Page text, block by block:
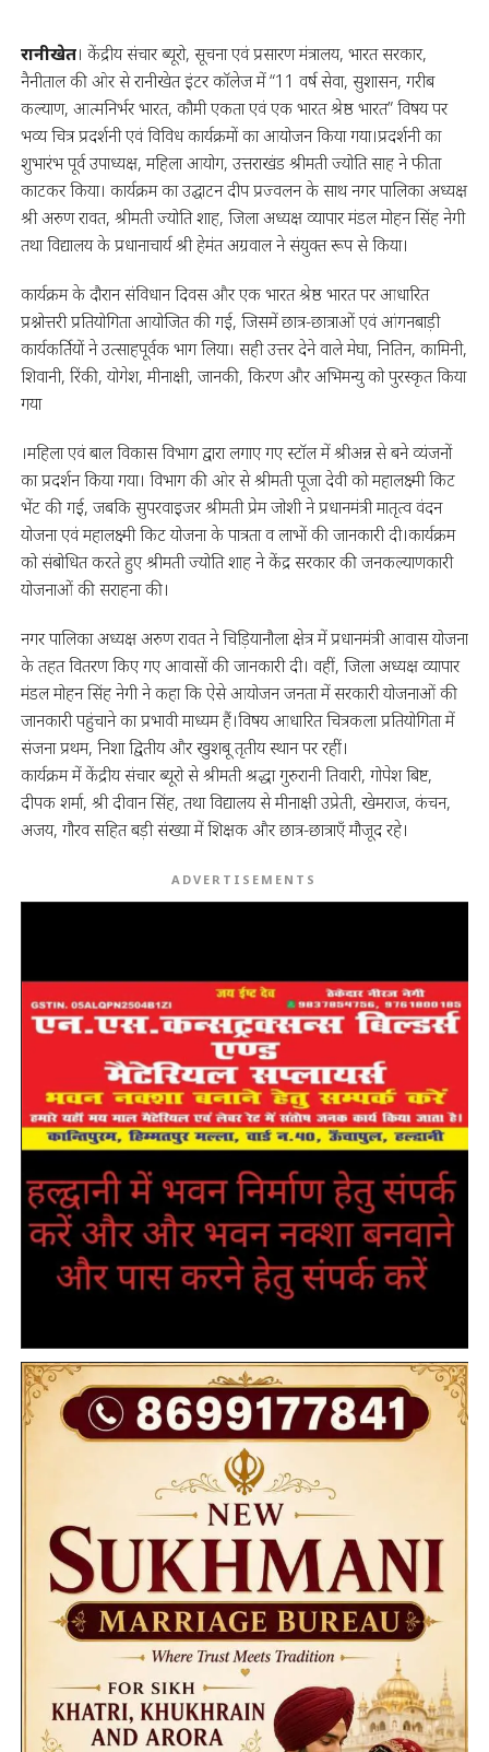
रानीखेत। केंद्रीय संचार ब्यूरो, सूचना एवं प्रसारण मंत्रालय, भारत सरकार,
नैनीताल की ओर से रानीखेत इंटर कॉलेज में “11 वर्ष सेवा, सुशासन, गरीब
कल्याण, आत्मनिर्भर भारत, कौमी एकता एवं एक भारत श्रेष्ठ भारत” विषय पर
भव्य चित्र प्रदर्शनी एवं विविध कार्यक्रमों का आयोजन किया गया।प्रदर्शनी का
शुभारंभ पूर्व उपाध्यक्ष, महिला आयोग, उत्तराखंड श्रीमती ज्योति साह ने फीता
काटकर किया। कार्यक्रम का उद्घाटन दीप प्रज्वलन के साथ नगर पालिका अध्यक्ष
श्री अरुण रावत, श्रीमती ज्योति शाह, जिला अध्यक्ष व्यापार मंडल मोहन सिंह नेगी
तथा विद्यालय के प्रधानाचार्य श्री हेमंत अग्रवाल ने संयुक्त रूप से किया।
कार्यक्रम के दौरान संविधान दिवस और एक भारत श्रेष्ठ भारत पर आधारित
प्रश्नोत्तरी प्रतियोगिता आयोजित की गई, जिसमें छात्र-छात्राओं एवं आंगनबाड़ी
कार्यकर्तियों ने उत्साहपूर्वक भाग लिया। सही उत्तर देने वाले मेघा, नितिन, कामिनी,
शिवानी, रिंकी, योगेश, मीनाक्षी, जानकी, किरण और अभिमन्यु को पुरस्कृत किया
गया
।महिला एवं बाल विकास विभाग द्वारा लगाए गए स्टॉल में श्रीअन्न से बने व्यंजनों
का प्रदर्शन किया गया। विभाग की ओर से श्रीमती पूजा देवी को महालक्ष्मी किट
भेंट की गई, जबकि सुपरवाइजर श्रीमती प्रेम जोशी ने प्रधानमंत्री मातृत्व वंदन
योजना एवं महालक्ष्मी किट योजना के पात्रता व लाभों की जानकारी दी।कार्यक्रम
को संबोधित करते हुए श्रीमती ज्योति शाह ने केंद्र सरकार की जनकल्याणकारी
योजनाओं की सराहना की।
नगर पालिका अध्यक्ष अरुण रावत ने चिड़ियानौला क्षेत्र में प्रधानमंत्री आवास योजना
के तहत वितरण किए गए आवासों की जानकारी दी। वहीं, जिला अध्यक्ष व्यापार
मंडल मोहन सिंह नेगी ने कहा कि ऐसे आयोजन जनता में सरकारी योजनाओं की
जानकारी पहुंचाने का प्रभावी माध्यम हैं।विषय आधारित चित्रकला प्रतियोगिता में
संजना प्रथम, निशा द्वितीय और खुशबू तृतीय स्थान पर रहीं।
कार्यक्रम में केंद्रीय संचार ब्यूरो से श्रीमती श्रद्धा गुरुरानी तिवारी, गोपेश बिष्ट,
दीपक शर्मा, श्री दीवान सिंह, तथा विद्यालय से मीनाक्षी उप्रेती, खेमराज, कंचन,
अजय, गौरव सहित बड़ी संख्या में शिक्षक और छात्र-छात्राएँ मौजूद रहे।
ADVERTISEMENTS